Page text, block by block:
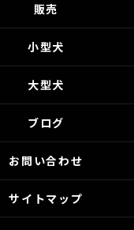
販売
小型犬
大型犬
ブログ
お問い合わせ
サイトマップ